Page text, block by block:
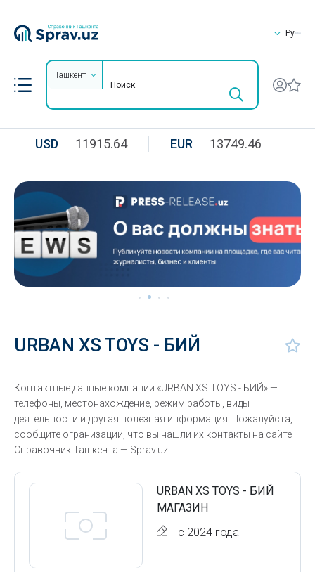
Ру
Ташкент
USD 11915.64 EUR 13749.46
URBAN XS TOYS - БИЙ
Контактные данные компании «URBAN XS TOYS - БИЙ» —
телефоны, местонахождение, режим работы, виды
деятельности и другая полезная информация. Пожалуйста,
сообщите огранизации, что вы нашли их контакты на сайте
Справочник Ташкента — Sprav.uz.
URBAN XS TOYS - БИЙ
МАГАЗИН
с 2024 года